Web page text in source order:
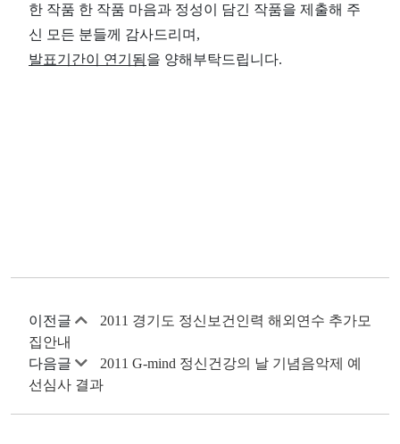
한 작품 한 작품 마음과 정성이 담긴 작품을 제출해 주
신 모든 분들께 감사드리며,
발표기간이 연기됨을 양해부탁드립니다.
이전글
2011 경기도 정신보건인력 해외연수 추가모
집안내
다음글
2011 G-mind 정신건강의 날 기념음악제 예
선심사 결과